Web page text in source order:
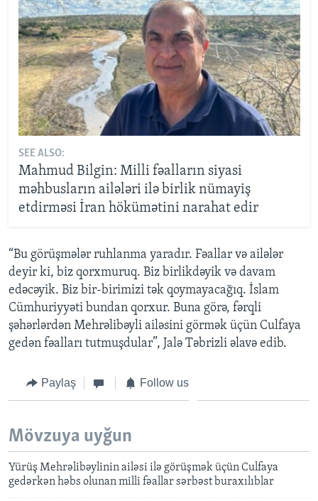
SEE ALSO:
Mahmud Bilgin: Milli fəalların siyasi
məhbusların ailələri ilə birlik nümayiş
etdirməsi İran hökümətini narahat edir
“Bu görüşmələr ruhlanma yaradır. Fəallar və ailələr
deyir ki, biz qorxmuruq. Biz birlikdəyik və davam
edəcəyik. Biz bir-birimizi tək qoymayacağıq. İslam
Cümhuriyyəti bundan qorxur. Buna görə, fərqli
şəhərlərdən Mehrəlibəyli ailəsini görmək üçün Culfaya
gedən fəalları tutmuşdular”, Jalə Təbrizli əlavə edib.
Paylaş Follow us
Mövzuya uyğun
Yürüş Mehrəlibəylinin ailəsi ilə görüşmək üçün Culfaya
gedərkən həbs olunan milli fəallar sərbəst buraxılıblar